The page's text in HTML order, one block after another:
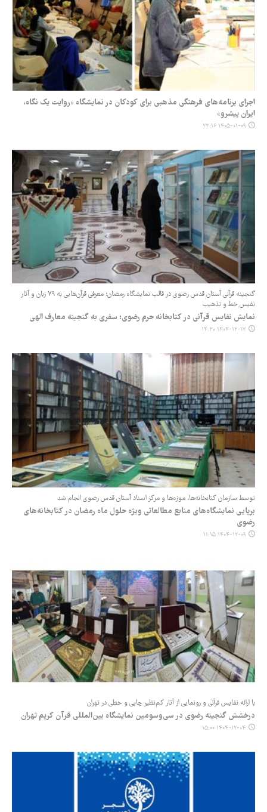
اجرای برنامه‌های فرهنگی مذهبی برای کودکان در نمایشگاه «روایت یک نگاه،
ایران پیشرو»
۱۴۰۵-۰۱-۰۹ ۲۳:۱۶
گنجینه قرآنی آستان قدس رضوی در قالب نمایشگاه رمضان؛ معرفی قرآن‌هایی به ۷۹ زبان و آثار
نفیس خط و تذهیب
نمایش نفایس قرآنی در کتابخانه حرم رضوی؛ سفری به گنجینه معارف الهی
۱۴۰۴-۱۲-۱۷ ۱۴:۳۰
توسط سازمان کتابخانه‌ها، موزه‌ها و مرکز اسناد آستان قدس رضوی انجام شد
برپایی نمایشگاه‌های منابع مطالعاتی ویژه حلول ماه رمضان در کتابخانه‌های
رضوی
۱۴۰۴-۱۲-۰۹ ۱۱:۱۵
با ارائه نفایس قرآنی و رونمایی از آثار کم‌نظیر چاپی و خطی در تهران
درخشش گنجینه رضوی در سی‌وسومین نمایشگاه بین‌المللی قرآن کریم تهران
۱۴۰۴-۱۲-۰۴ ۱۵:۰۰